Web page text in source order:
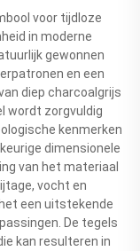
voor tijdloze
in moderne
gewonnen
en een
diep charcoalgrijs
wordt zorgvuldig
kenmerken
dimensionele
van het materiaal
vocht en
een uitstekende
De tegels
kan resulteren in